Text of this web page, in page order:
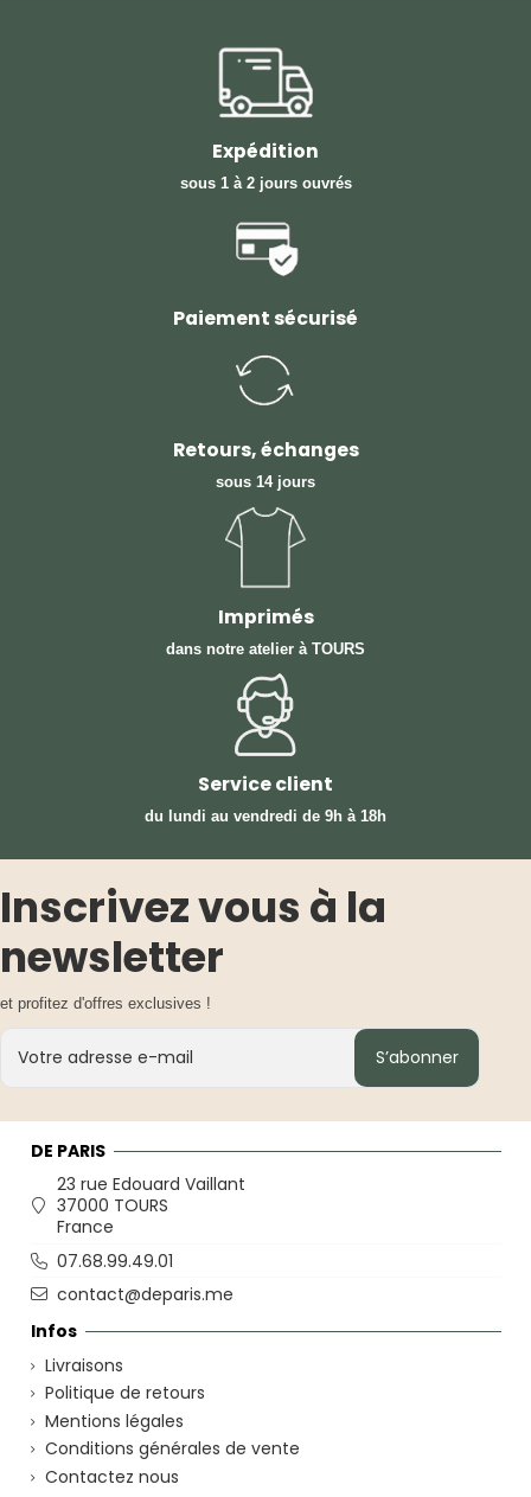
Expédition
sous 1 à 2 jours ouvrés
Paiement sécurisé
Retours, échanges
sous 14 jours
Imprimés
dans notre atelier à TOURS
Service client
du lundi au vendredi de 9h à 18h
Inscrivez vous à la
newsletter
et profitez d'offres exclusives !
S’abonner
Infos
Livraisons
Politique de retours
Mentions légales
Conditions générales de vente
Contactez nous
DE PARIS
23 rue Edouard Vaillant
37000 TOURS
France
07.68.99.49.01
contact@deparis.me